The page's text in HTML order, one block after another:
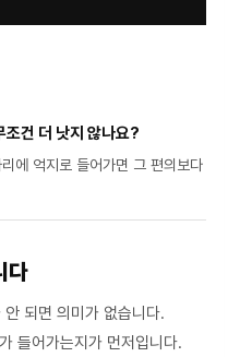
조건 더 낫지 않나요?
에 억지로 들어가면 그 편의보다
다
되면 의미가 없습니다.
들어가는지가 먼저입니다.